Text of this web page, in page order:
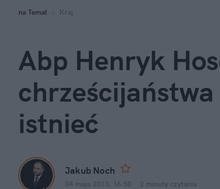
na:Temat Kraj
Abp Henryk
istnieć
Jakub Noch
04 maja 2013, 16:50 2 minuty czytania